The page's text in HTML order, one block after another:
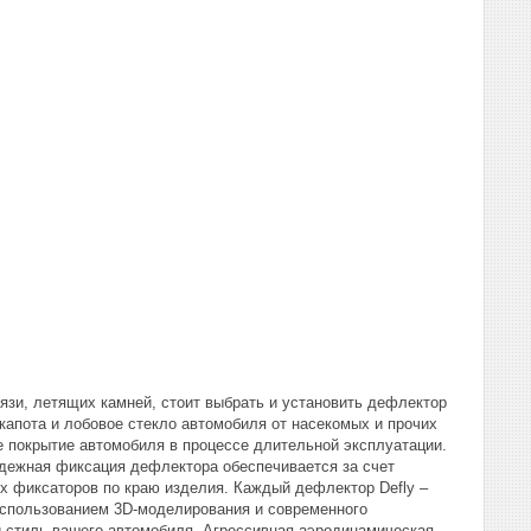
летящих камней, стоит выбрать и установить дефлектор
и лобовое стекло автомобиля от насекомых и прочих
автомобиля в процессе длительной эксплуатации.
фиксация дефлектора обеспечивается за счет
фиксаторов по краю изделия. Каждый дефлектор Defly –
3D-моделирования и современного